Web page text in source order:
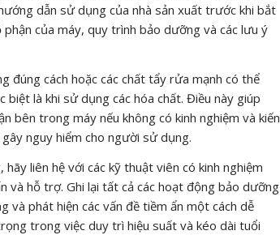
dẫn sử dụng của nhà sản xuất trước khi bắt
của máy, quy trình bảo dưỡng và các lưu ý
đúng cách hoặc các chất tẩy rửa mạnh có thể
là khi sử dụng các hóa chất. Điều này giúp
bên trong máy nếu không có kinh nghiệm và kiến
nguy hiểm cho người sử dụng.
liên hệ với các kỹ thuật viên có kinh nghiệm
và hỗ trợ. Ghi lại tất cả các hoạt động bảo dưỡng
phát hiện các vấn đề tiềm ẩn một cách dễ
trong việc duy trì hiệu suất và kéo dài tuổi